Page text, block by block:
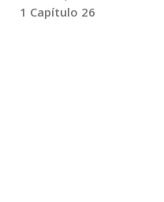
1 Capítulo 26